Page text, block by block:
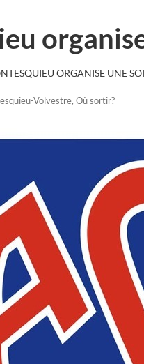
ORGANISE UNE
Volvestre, Où sortir?